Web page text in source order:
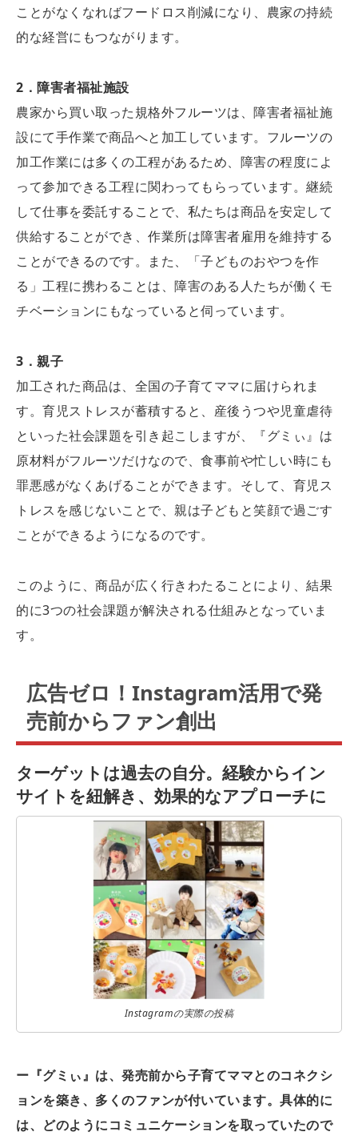
ことがなくなればフードロス削減になり、農家の持続
的な経営にもつながります。
2 ．障害者福祉施設
農家から買い取った規格外フルーツは、障害者福祉施
設にて手作業で商品へと加工しています。フルーツの
加工作業には多くの工程があるため、障害の程度によ
って参加できる工程に関わってもらっています。継続
して仕事を委託することで、私たちは商品を安定して
供給することができ、作業所は障害者雇用を維持する
ことができるのです。また、「子どものおやつを作
る」工程に携わることは、障害のある人たちが働くモ
チベーションにもなっていると伺っています。
3 ．親子
加工された商品は、全国の子育てママに届けられま
す。育児ストレスが蓄積すると、産後うつや児童虐待
といった社会課題を引き起こしますが、『グミぃ』は
原材料がフルーツだけなので、食事前や忙しい時にも
罪悪感がなくあげることができます。そして、育児ス
トレスを感じないことで、親は子どもと笑顔で過ごす
ことができるようになるのです。
このように、商品が広く行きわたることにより、結果
的に3つの社会課題が解決される仕組みとなっていま
す。
広告ゼロ！Instagram活用で発
売前からファン創出
ターゲットは過去の自分。経験からイン
サイトを紐解き、効果的なアプローチに
Instagramの実際の投稿
ー『グミぃ』は、発売前から子育てママとのコネクシ
ョンを築き、多くのファンが付いています。具体的に
は、どのようにコミュニケーションを取っていたので